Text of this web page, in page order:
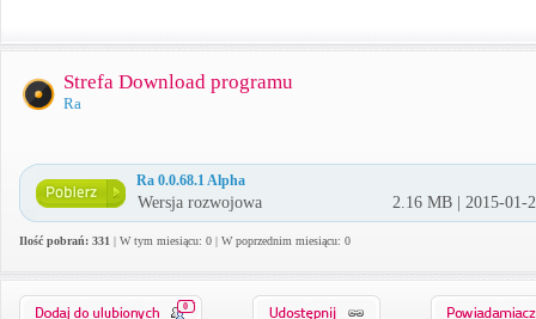
Strefa Download programu
Ra
Ra 0.0.68.1 Alpha
Wersja rozwojowa 2.16 MB | 2015-01-
Ilość pobrań: 331 | W tym miesiącu: 0 | W poprzednim miesiącu: 0
0